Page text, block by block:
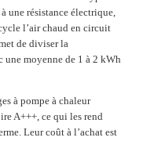
une résistance électrique,
l’air chaud en circuit
de diviser la
une moyenne de 1 à 2 kWh
à pompe à chaleur
A+++, ce qui les rend
Leur coût à l’achat est